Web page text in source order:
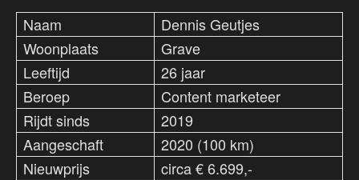
Naam
Dennis Geutjes
Woonplaats
Grave
Leeftijd
26 jaar
Beroep
Content marketeer
Rijdt sinds
2019
Aangeschaft
2020 (100 km)
Nieuwprijs
circa € 6.699,-